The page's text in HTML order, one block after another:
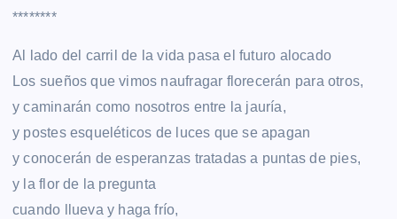
********
Al lado del carril de la vida pasa el futuro alocado
Los sueños que vimos naufragar florecerán para otros,
y caminarán como nosotros entre la jauría,
y postes esqueléticos de luces que se apagan
y conocerán de esperanzas tratadas a puntas de pies,
y la flor de la pregunta
cuando llueva y haga frío,